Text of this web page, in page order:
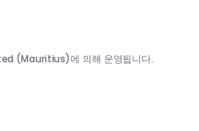
(Mauritius)에 의해 운영됩니다.